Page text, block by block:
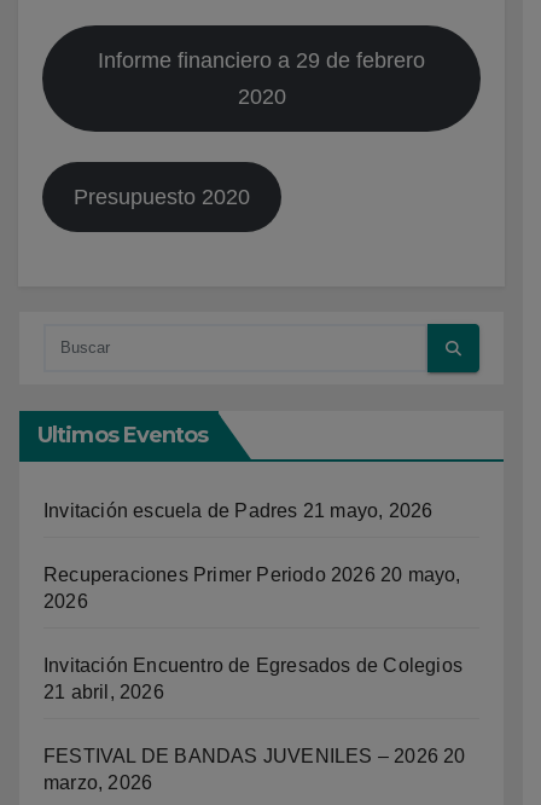
Informe financiero a 29 de febrero
2020
Presupuesto 2020
Ultimos Eventos
Invitación escuela de Padres 21 mayo, 2026
Recuperaciones Primer Periodo 2026 20 mayo,
2026
Invitación Encuentro de Egresados de Colegios
21 abril, 2026
FESTIVAL DE BANDAS JUVENILES – 2026 20
marzo, 2026